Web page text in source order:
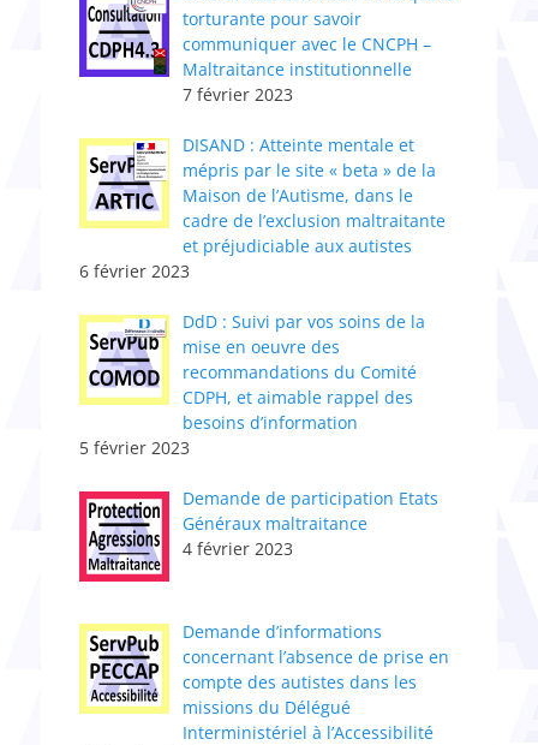
torturante pour savoir
communiquer avec le CNCPH –
Maltraitance institutionnelle
7 février 2023
DISAND : Atteinte mentale et
mépris par le site « beta » de la
Maison de l’Autisme, dans le
cadre de l’exclusion maltraitante
et préjudiciable aux autistes
6 février 2023
DdD : Suivi par vos soins de la
mise en oeuvre des
recommandations du Comité
CDPH, et aimable rappel des
besoins d’information
5 février 2023
Demande de participation Etats
Généraux maltraitance
4 février 2023
​Demande d’informations
concernant l’absence de prise en
compte des autistes dans les
missions du Délégué
Interministériel à l’Accessibilité